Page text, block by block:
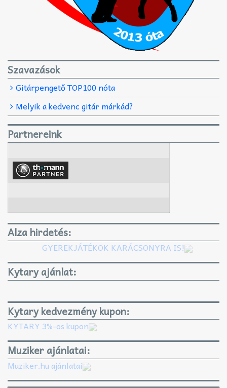
Szavazások
Gitárpengető TOP100 nóta
Melyik a kedvenc gitár márkád?
Partnereink
Alza hirdetés:
GYEREKJÁTÉKOK KARÁCSONYRA IS!
Kytary ajánlat:
Kytary kedvezmény kupon:
KYTARY 3%-os kupon
Muziker ajánlatai:
Muziker.hu ajánlatai